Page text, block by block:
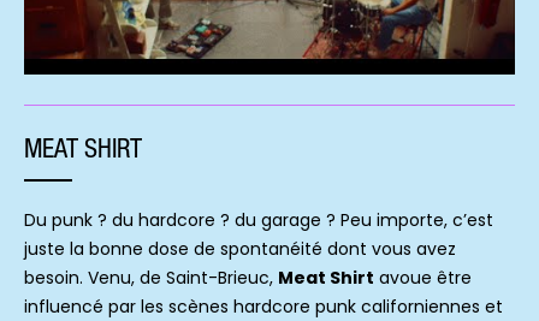
MEAT SHIRT
Du punk ? du hardcore ? du garage ? Peu importe, c’est
juste la bonne dose de spontanéité dont vous avez
besoin. Venu, de Saint-Brieuc, Meat Shirt avoue être
influencé par les scènes hardcore punk californiennes et